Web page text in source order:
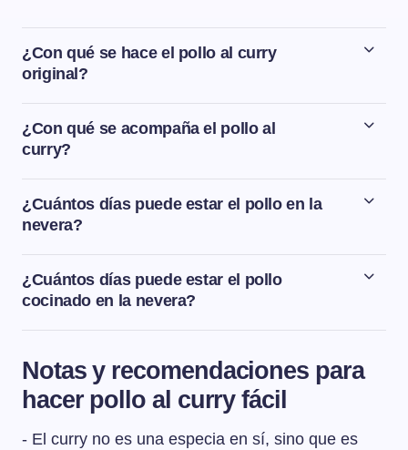
¿Con qué se hace el pollo al curry
original?
La receta tradicional de pollo al curry se hace con leche
de coco. Podemos sustituir la leche de coco por yogur y
nos quedará un plato un poco menos dulce pero
¿Con qué se acompaña el pollo al
curry?
La mejor guarnición para acompañar el pollo al curry es
un arroz en blanco. Si quieres ver otras opciones de
guarniciones, te invitamos a descubrir todas las
¿Cuántos días puede estar el pollo en la
nevera?
Si compramos pollo envasado debemos fijarnos en la
fecha de caducidad que indica el fabricante en la
etiqueta. Pero si compramos pollo no envasado, no
alimentos que tenemos en la nevera.
¿Cuántos días puede estar el pollo
cocinado en la nevera?
El pollo una vez cocinado, cocido o guisado, aguanta en
tapado unos 2-3 días máximo.
Notas y recomendaciones para
hacer pollo al curry fácil
- El curry no es una especia en sí, sino que es